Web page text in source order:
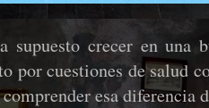
supuesto crecer en
por cuestiones de salud
esa diferencia